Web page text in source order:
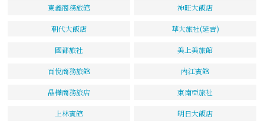
東鑫商務旅館 神旺大飯店
朝代大飯店 華大旅社(延吉)
國都旅社 美上美旅館
百悅商務旅館 內江賓館
晶樺商務旅店 東南亞旅社
上林賓館 明日大飯店